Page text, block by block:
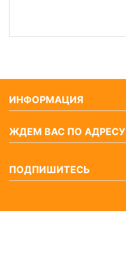
ИНФОРМАЦИЯ
ЖДЕМ ВАС ПО АДРЕСУ
ПОДПИШИТЕСЬ